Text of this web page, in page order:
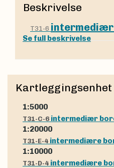
Beskrivelse
T31-6 intermediær
Se full beskrivelse
Kartleggingsenhet
1:5000
T31-C-6 intermediær
1:20000
T31-E-4 intermediære
1:10000
T31-D-4 intermediære